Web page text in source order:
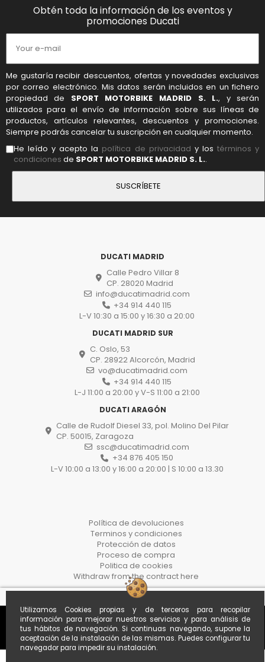
Utilizamos Cookies propias y de terceros para recopilar
información para mejorar nuestros servicios y para análisis de
tus hábitos de navegación. Si continuas navegando, supone la
aceptación de la instalación de las mismas. Puedes configurar tu
navegador para impedir su instalación.
Obtén toda la información de los eventos y
promociones Ducati
Me gustaría recibir descuentos, ofertas y novedades exclusivas
por correo electrónico. Mis datos serán incluidos en un fichero
propiedad de SPORT MOTORBIKE MADRID S. L., y serán
utilizados para el envío de información sobre sus líneas de
productos, artículos relevantes, descuentos y promociones.
Siempre podrás cancelar tu suscripción en cualquier momento.
He leído y acepto la política de privacidad y lostérminos y
condiciones de SPORT MOTORBIKE MADRID S. L..
DUCATI MADRID
Calle Pedro Villar 8
CP. 28020 Madrid
info@ducatimadrid.com
+34 914 440 115
L-V 10:30 a 15:00 y 16:30 a 20:00
DUCATI MADRID SUR
C. Oslo, 53
CP. 28922 Alcorcón, Madrid
vo@ducatimadrid.com
+34 914 440 115
L-J 11:00 a 20:00 y V-S 11:00 a 21:00
DUCATI ARAGÓN
Calle de Rudolf Diesel 33, pol. Molino Del Pilar
CP. 50015, Zaragoza
ssc@ducatimadrid.com
+34 876 405 150
L-V 10:00 a 13:00 y 16:00 a 20:00 | S 10:00 a 13.30
Política de devoluciones
Terminos y condiciones
Protección de datos
Proceso de compra
Politica de cookies
Withdraw from the contract here